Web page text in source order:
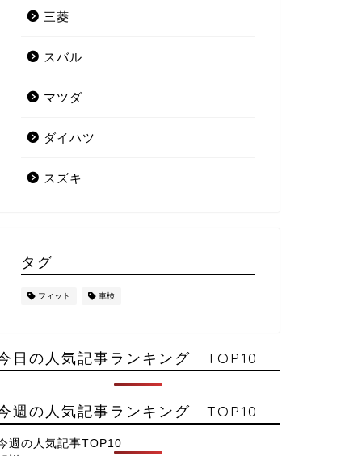
三菱
スバル
マツダ
ダイハツ
スズキ
タグ
フィット 車検
日の人気記事ランキング TOP10
週の人気記事ランキング TOP10
週の人気記事TOP10